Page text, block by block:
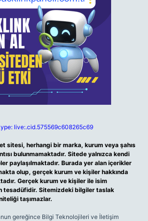
live:.cid.575569c608265c69
sitesi, herhangi bir marka, kurum veya şahıs
bulunmamaktadır. Sitede yalnızca kendi
paylaşılmaktadır. Burada yer alan içerikler
olup, gerçek kurum ve kişiler hakkında
Gerçek kurum ve kişiler ile isim
tesadüfidir. Sitemizdeki bilgiler taslak
taşımazlar.
gereğince Bilgi Teknolojileri ve İletişim